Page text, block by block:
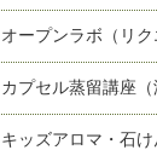
オープンラボ（リク
カプセル蒸留講座（
キッズアロマ・石け